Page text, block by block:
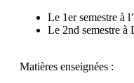
Le 1er semestre à
Le 2nd semestre
Matières enseignées :